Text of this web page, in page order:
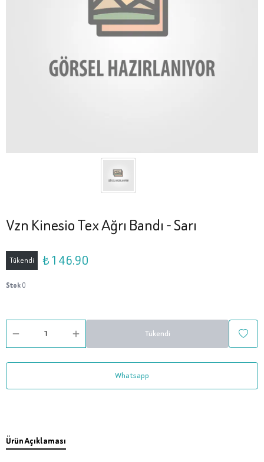
Vzn Kinesio Tex Ağrı Bandı - Sarı
Tükendi ₺ 146.90
Stok0
Tükendi
Whatsapp
Ürün Açıklaması